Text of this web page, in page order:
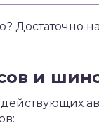
Достаточно
и